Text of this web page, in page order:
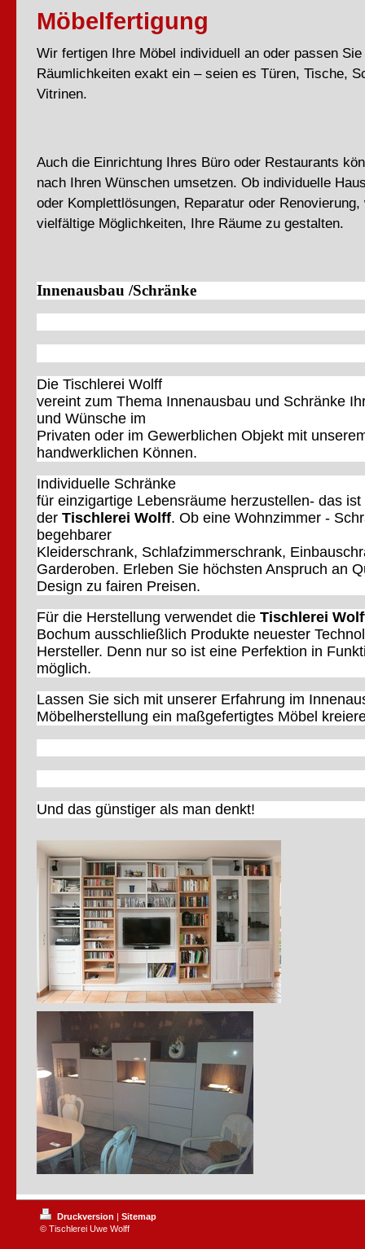
Möbelfertigung
Wir fertigen Ihre Möbel individuell an oder passen
Räumlichkeiten exakt ein – seien es Türen, Tische,
Vitrinen.
Auch die Einrichtung Ihres Büro oder Restaurants
nach Ihren Wünschen umsetzen. Ob individuelle
oder Komplettlösungen, Reparatur oder Renovierung,
vielfältige Möglichkeiten, Ihre Räume zu gestalten.
Innenausbau /Schränke
Die Tischlerei Wolff
vereint zum Thema Innenausbau und Schränke
und Wünsche im
Privaten oder im Gewerblichen Objekt mit
handwerklichen Können.
Individuelle Schränke
für einzigartige Lebensräume herzustellen- das
der Tischlerei Wolff. Ob eine Wohnzimmer -
begehbarer
Kleiderschrank, Schlafzimmerschrank,
Garderoben. Erleben Sie höchsten Anspruch an
Design zu fairen Preisen.
Für die Herstellung verwendet die Tischlerei
Bochum ausschließlich Produkte neuester
Hersteller. Denn nur so ist eine Perfektion in
möglich.
Lassen Sie sich mit unserer Erfahrung im
Möbelherstellung ein maßgefertigtes Möbel
Und das günstiger als man denkt!
Druckversion | Sitemap
© Tischlerei Uwe Wolff